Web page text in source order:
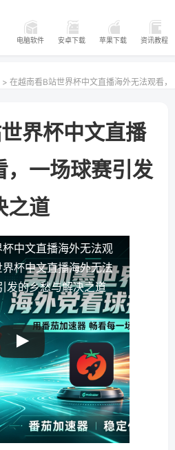
电脑软件 安卓下载 苹果下载 资讯教程
> 在越南看B站世界杯中文直播海外无法观看，
界杯中文直播
，一场球赛引发
之道
中文直播海外无法观
杯中文直播海外无法
发的乡愁与解决之道